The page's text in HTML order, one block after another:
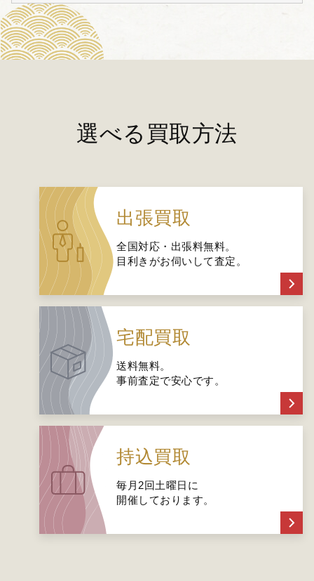
選べる買取方法
出張買取
全国対応・出張料無料。
目利きがお伺いして査定。
宅配買取
送料無料。
事前査定で安心です。
持込買取
毎月2回土曜日に
開催しております。